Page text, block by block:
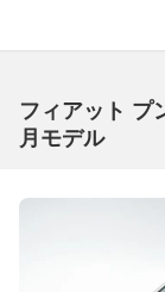
フィアット プ
月モデル